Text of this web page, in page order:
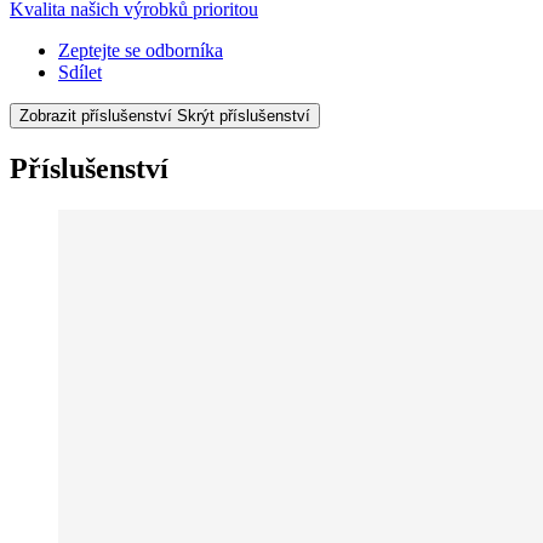
Kvalita našich výrobků prioritou
Zeptejte se odborníka
Sdílet
Zobrazit příslušenství Skrýt příslušenství
Příslušenství